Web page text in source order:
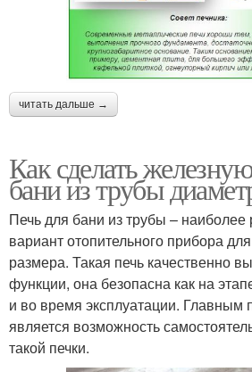
читать дальше →
Как сделать
бани из трубы
Печь для бани из трубы –
вариант отопительного прибора
размера. Такая печь качественно
функции, она безопасна как на
и во время эксплуатации. Главным
является возможность
такой печки.